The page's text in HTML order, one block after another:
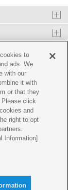
ポリシー
to
ads. We
with our
it with
or that they
Please click
and
right to opt
Information]